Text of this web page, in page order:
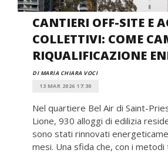
CANTIERI OFF-SITE E
COLLETTIVI: COME
RIQUALIFICAZIONE
DI MARIA CHIARA VOCI
13 MAR 2026 17:30
Nel quartiere Bel Air di Saint-
Lione, 930 alloggi di edilizia
sono stati rinnovati
mesi. Una sfida che, con i metodi